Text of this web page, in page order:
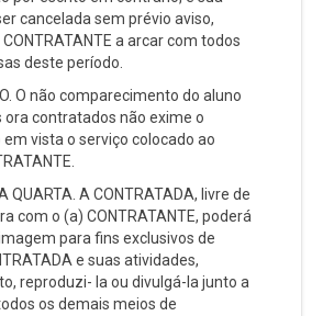
cancelada sem prévio aviso,
a arcar com todos
deste período.
O não comparecimento do aluno
ora contratados não exime o
vista o serviço colocado ao
QUARTA. A CONTRATADA, livre de
com o (a) CONTRATANTE, poderá
para fins exclusivos de
e suas atividades,
reproduzi- la ou divulgá-la junto a
os demais meios de